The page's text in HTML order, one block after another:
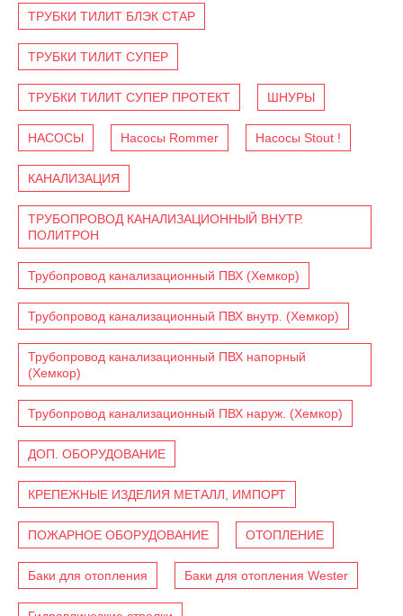
ТРУБКИ ТИЛИТ БЛЭК СТАР
ТРУБКИ ТИЛИТ СУПЕР
ТРУБКИ ТИЛИТ СУПЕР ПРОТЕКТ ШНУРЫ
НАСОСЫ Насосы Rommer Насосы Stout !
КАНАЛИЗАЦИЯ
ТРУБОПРОВОД КАНАЛИЗАЦИОННЫЙ ВНУТР.
ПОЛИТРОН
Трубопровод канализационный ПВХ (Хемкор)
Трубопровод канализационный ПВХ внутр. (Хемкор)
Трубопровод канализационный ПВХ напорный
(Хемкор)
Трубопровод канализационный ПВХ наруж. (Хемкор)
ДОП. ОБОРУДОВАНИЕ
КРЕПЕЖНЫЕ ИЗДЕЛИЯ МЕТАЛЛ, ИМПОРТ
ПОЖАРНОЕ ОБОРУДОВАНИЕ ОТОПЛЕНИЕ
Баки для отопления Баки для отопления Wester